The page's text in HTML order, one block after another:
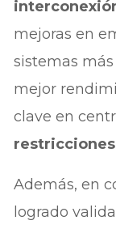
mejoras en
sistemas
mejor
clave en
Además, en
logrado